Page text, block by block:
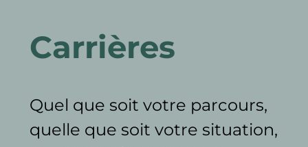
Carrières
Quel que soit votre parcours,
quelle que soit votre situation,